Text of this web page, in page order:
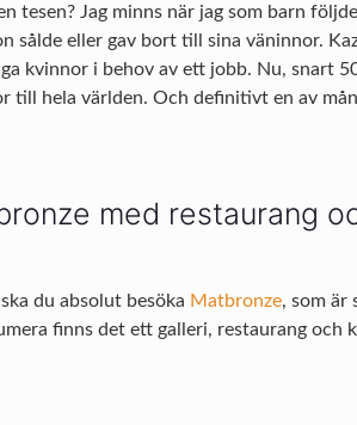
tesen? Jag minns när jag som barn
sålde eller gav bort till sina väninnor.
kvinnor i behov av ett jobb. Nu, snart
hela världen. Och definitivt en av
med restaurang
du absolut besöka Matbronze, som är
finns det ett galleri, restaurang och